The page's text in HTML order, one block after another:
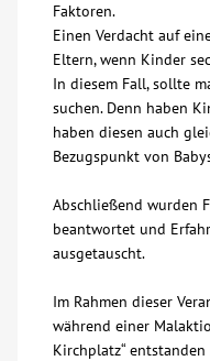
Faktoren.
Einen Verdacht auf
Eltern, wenn Kinder
In diesem Fall, sollte
suchen. Denn haben
haben diesen auch
Bezugspunkt von
Abschließend wurden
beantwortet und
ausgetauscht.
Im Rahmen dieser
während einer
Kirchplatz“